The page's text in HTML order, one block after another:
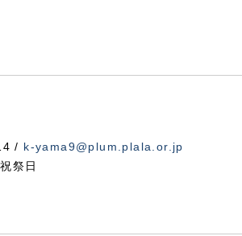
/ k-yama9@plum.plala.or.jp
祭日